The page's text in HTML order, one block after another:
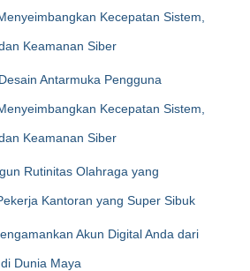
Kecepatan Sistem,
Keamanan Siber
Antarmuka Pengguna
Kecepatan Sistem,
Keamanan Siber
Rutinitas Olahraga yang
Kantoran yang Super Sibuk
Akun Digital Anda dari
Dunia Maya